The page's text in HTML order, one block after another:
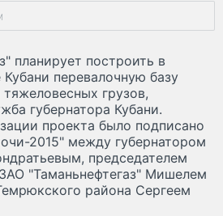
планирует построить в
перевалочную базу
грузов,
губернатора Кубани.
проекта было подписано
2015" между губернатором
председателем
"Таманьнефтегаз" Мишелем
района Сергеем